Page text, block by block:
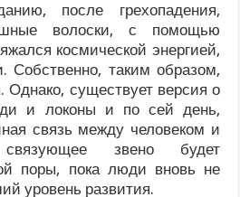
после грехопадения,
волоски, с помощью
космической энергией,
Собственно, таким образом,
Однако, существует версия о
и локоны и по сей день,
связь между человеком и
звено будет
поры, пока люди вновь не
уровень развития.